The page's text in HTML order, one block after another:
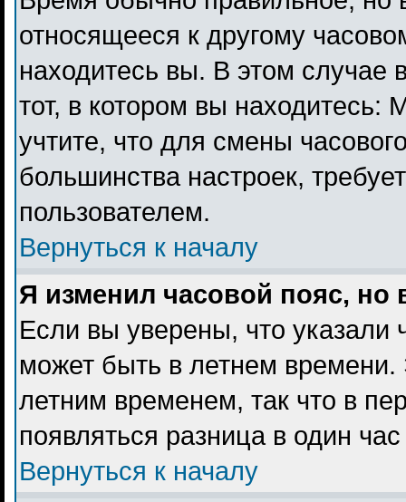
относящееся к другому
находитесь вы. В этом случае
тот, в котором вы находитесь:
учтите, что для смены
большинства настроек,
пользователем.
Вернуться к началу
Я изменил часовой пояс, но
Если вы уверены, что указали
может быть в летнем
летним временем, так что в
появляться разница в один
Вернуться к началу